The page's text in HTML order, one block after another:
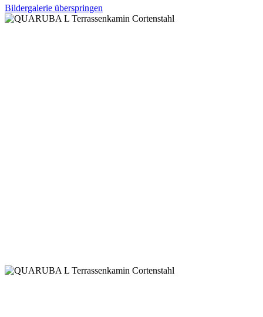
Bildergalerie überspringen